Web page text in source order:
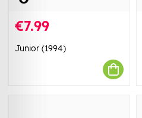
€7.99
Junior (1994)